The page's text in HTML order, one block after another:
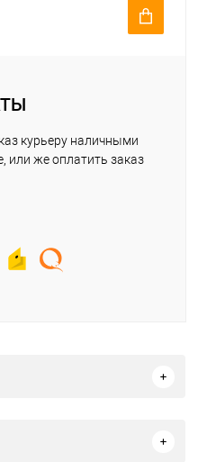
курьеру наличными
или же оплатить заказ